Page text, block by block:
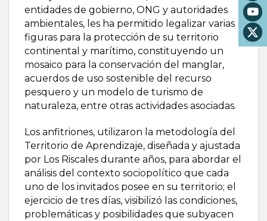
entidades de gobierno, ONG y autoridades
ambientales, les ha permitido legalizar varias
figuras para la protección de su territorio
continental y marítimo, constituyendo un
mosaico para la conservación del manglar,
acuerdos de uso sostenible del recurso
pesquero y un modelo de turismo de
naturaleza, entre otras actividades asociadas.
Los anfitriones, utilizaron la metodología del
Territorio de Aprendizaje, diseñada y ajustada
por Los Riscales durante años, para abordar el
análisis del contexto sociopolítico que cada
uno de los invitados posee en su territorio; el
ejercicio de tres días, visibilizó las condiciones,
problemáticas y posibilidades que subyacen